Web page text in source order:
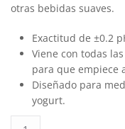
otras bebidas suaves.
Exactitud de ±0.2
Viene con todas
para que empiece
Diseñado para
yogurt.